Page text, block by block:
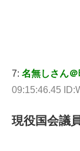
7: 名無しさん
09:15:46.45
現役国会議